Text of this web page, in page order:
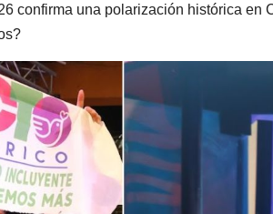
confirma una polarización histórica en